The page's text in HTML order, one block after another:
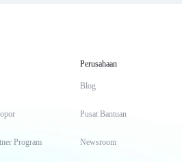
Program
Perusahaan
Blog
Pusat Bantuan
Newsroom